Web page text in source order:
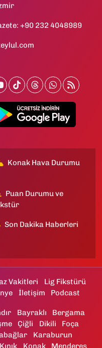
+90 232 4048989
Konak Hava Durumu
Puan Durumu ve
Son Dakika Haberleri
Vakitleri
Lig Fikstürü
İletişim Podcast
Bayraklı
Bergama
Çiğli Dikili
Foça
Karaburun
Kınık Konak Menderes